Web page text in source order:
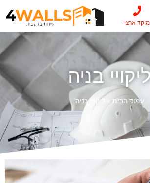
מוקד ארצי
בניה
עמוד הבית ליקויי בניה